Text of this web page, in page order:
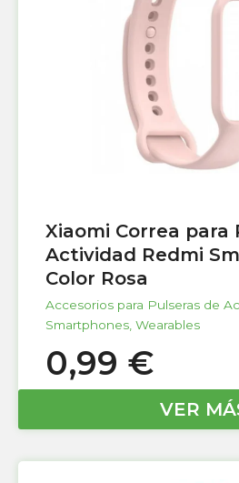
Xiaomi Correa para
Actividad Redmi
Color Rosa
Accesorios para Pulseras de
Smartphones, Wearables
0,99 €
VER